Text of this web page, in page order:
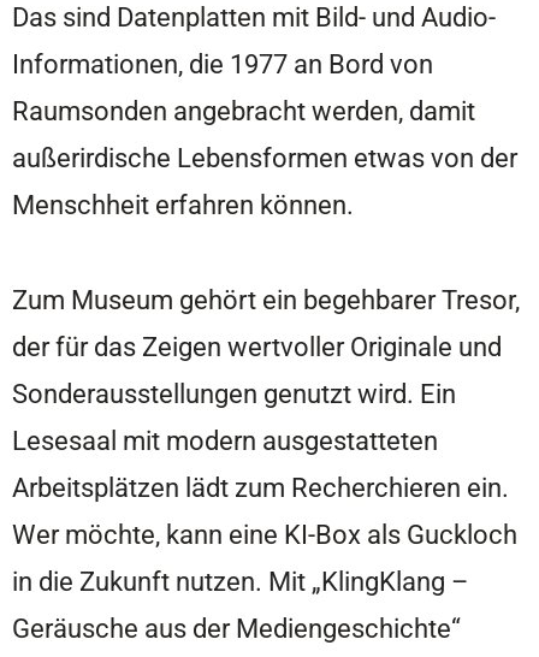
Das sind Datenplatten mit Bild- und Audio-
Informationen, die 1977 an Bord von
Raumsonden angebracht werden, damit
außerirdische Lebensformen etwas von der
Menschheit erfahren können.
Zum Museum gehört ein begehbarer Tresor,
der für das Zeigen wertvoller Originale und
Sonderausstellungen genutzt wird. Ein
Lesesaal mit modern ausgestatteten
Arbeitsplätzen lädt zum Recherchieren ein.
Wer möchte, kann eine KI-Box als Guckloch
in die Zukunft nutzen. Mit „KlingKlang –
Geräusche aus der Mediengeschichte“